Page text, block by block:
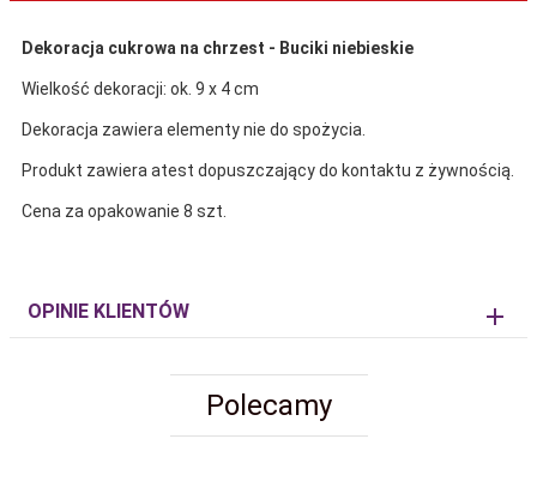
Dekoracja cukrowa na chrzest - Buciki niebieskie
Wielkość dekoracji: ok. 9 x 4 cm
Dekoracja zawiera elementy nie do spożycia.
Produkt zawiera atest dopuszczający do kontaktu z żywnością.
Cena za opakowanie 8 szt.
OPINIE KLIENTÓW
Polecamy